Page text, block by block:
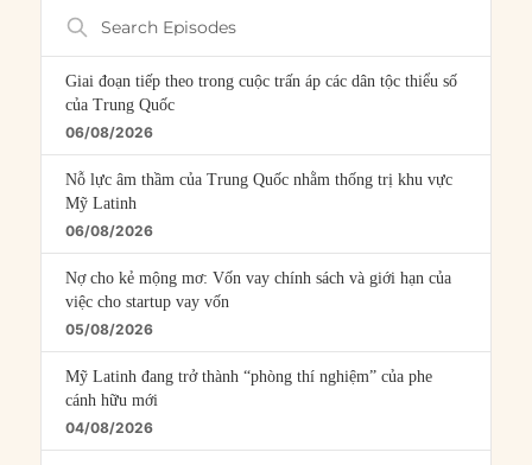
Search
Episodes
Giai đoạn tiếp theo trong cuộc trấn áp các dân tộc thiểu số
của Trung Quốc
06/08/2026
Nỗ lực âm thầm của Trung Quốc nhằm thống trị khu vực
Mỹ Latinh
06/08/2026
Nợ cho kẻ mộng mơ: Vốn vay chính sách và giới hạn của
việc cho startup vay vốn
05/08/2026
Mỹ Latinh đang trở thành “phòng thí nghiệm” của phe
cánh hữu mới
04/08/2026